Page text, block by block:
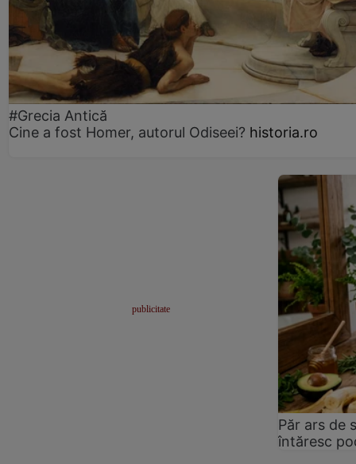
#Grecia Antică
Cine a fost Homer, autorul Odiseei? historia.ro
Păr ars de
întăresc